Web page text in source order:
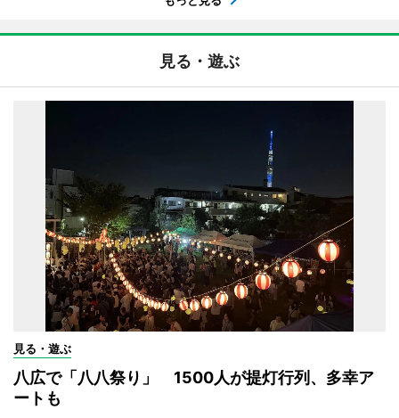
見る・遊ぶ
見る・遊ぶ
八広で「八八祭り」 1500人が提灯行列、多幸ア
ートも